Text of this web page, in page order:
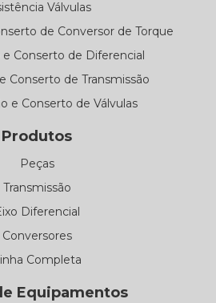
Válvulas
de Conversor de Torque
Conserto de Diferencial
Conserto de Transmissão
e Conserto de Válvulas
Produtos
Peças
Transmissão
Diferencial
Conversores
Completa
Equipamentos